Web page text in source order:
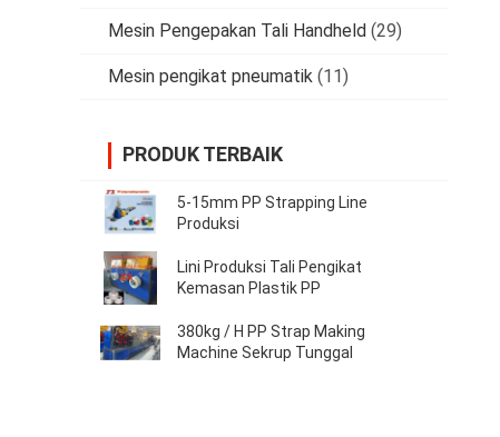
Mesin Pengepakan Tali Handheld (29)
Mesin pengikat pneumatik (11)
PRODUK TERBAIK
5-15mm PP Strapping Line
Produksi
Lini Produksi Tali Pengikat
Kemasan Plastik PP
380kg / H PP Strap Making
Machine Sekrup Tunggal